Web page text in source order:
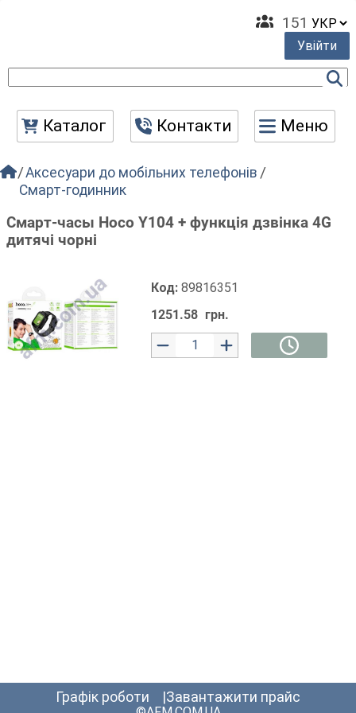
151
Увійти
Каталог Контакти Меню
Аксесуари до мобільних телефонів
Смарт-годинник
Смарт-часы Hoco Y104 + функція дзвінка 4G
дитячі чорні
Код: 89816351
1251.58 грн.
графік роботи Завантажити прайс